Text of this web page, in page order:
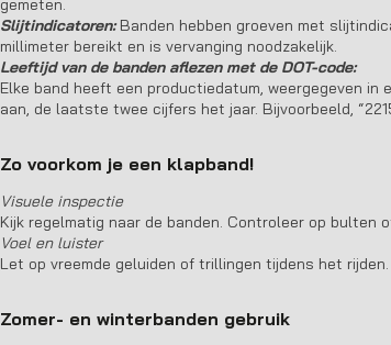
gemeten.
Slijtindicatoren:Banden hebben groeven met
millimeter bereikt en is vervanging noodzakelijk.
Leeftijd van de banden aflezen met de DOT-code:
Elke band heeft een productiedatum, weergegeven
aan, de laatste twee cijfers het jaar. Bijvoorbeeld,
Zo voorkom je een klapband!
Visuele inspectie
Kijk regelmatig naar de banden. Controleer op bulten
Voel en luister
Let op vreemde geluiden of trillingen tijdens het
Zomer- en winterbanden gebruik